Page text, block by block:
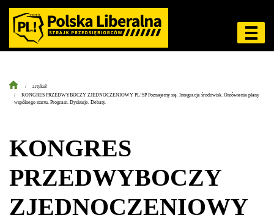
artykuł
KONGRES PRZEDWYBOCZY ZJEDNOCZENIOWY PL!SP Poznajemy się. Integracja środowisk. Omówienia plany
wspólnego startu. Program. Dyskusje. Debaty.
KONGRES
PRZEDWYBOCZY
ZJEDNOCZENIOWY